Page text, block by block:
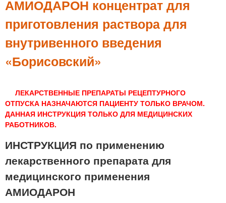
АМИОДАРОН концентрат для
приготовления раствора для
внутривенного введения
«Борисовский»
ЛЕКАРСТВЕННЫЕ ПРЕПАРАТЫ РЕЦЕПТУРНОГО
ОТПУСКА НАЗНАЧАЮТСЯ ПАЦИЕНТУ ТОЛЬКО ВРАЧОМ.
ДАННАЯ ИНСТРУКЦИЯ ТОЛЬКО ДЛЯ МЕДИЦИНСКИХ
РАБОТНИКОВ.
ИНСТРУКЦИЯ по применению
лекарственного препарата для
медицинского применения
АМИОДАРОН